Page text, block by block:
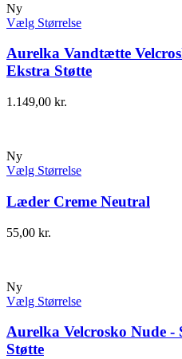
Ny
Vælg Størrelse
Aurelka Vandtætte
Ekstra Støtte
1.149,00 kr.
Ny
Vælg Størrelse
Læder Creme Neutral
55,00 kr.
Ny
Vælg Størrelse
Aurelka Velcrosko Nude -
Støtte